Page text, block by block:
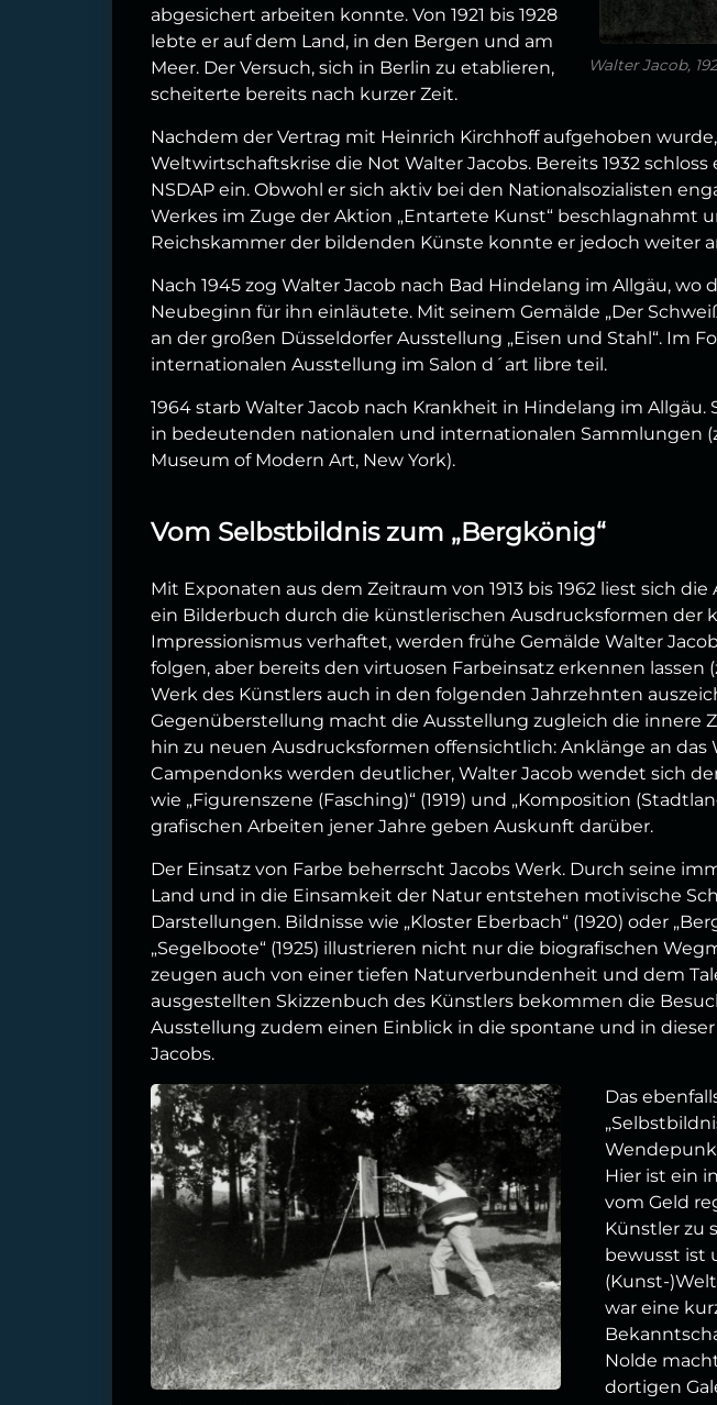
abgesichert arbeiten konnte. Von 1921 bis 1928
lebte er auf dem Land, in den Bergen und am
Meer. Der Versuch, sich in Berlin zu etablieren,
scheiterte bereits nach kurzer Zeit.
Walter Jacob,
Nachdem der Vertrag mit Heinrich Kirchhoff aufgehoben
Weltwirtschaftskrise die Not Walter Jacobs. Bereits 1932
NSDAP ein. Obwohl er sich aktiv bei den Nationalsozialisten
Werkes im Zuge der Aktion „Entartete Kunst“ beschlagnahmt
Reichskammer der bildenden Künste konnte er jedoch weiter
Nach 1945 zog Walter Jacob nach Bad Hindelang im Allgäu, wo
Neubeginn für ihn einläutete. Mit seinem Gemälde „Der
an der großen Düsseldorfer Ausstellung „Eisen und Stahl“. Im
internationalen Ausstellung im Salon d´art libre teil.
1964 starb Walter Jacob nach Krankheit in Hindelang im
in bedeutenden nationalen und internationalen Sammlungen
Museum of Modern Art, New York).
Vom Selbstbildnis zum „Bergkönig“
Mit Exponaten aus dem Zeitraum von 1913 bis 1962 liest sich
ein Bilderbuch durch die künstlerischen Ausdrucksformen der
Impressionismus verhaftet, werden frühe Gemälde Walter
folgen, aber bereits den virtuosen Farbeinsatz erkennen lassen
Werk des Künstlers auch in den folgenden Jahrzehnten
Gegenüberstellung macht die Ausstellung zugleich die innere
hin zu neuen Ausdrucksformen offensichtlich: Anklänge an das
Campendonks werden deutlicher, Walter Jacob wendet sich
wie „Figurenszene (Fasching)“ (1919) und „Komposition
grafischen Arbeiten jener Jahre geben Auskunft darüber.
Der Einsatz von Farbe beherrscht Jacobs Werk. Durch seine
Land und in die Einsamkeit der Natur entstehen motivische
Darstellungen. Bildnisse wie „Kloster Eberbach“ (1920) oder
„Segelboote“ (1925) illustrieren nicht nur die biografischen
zeugen auch von einer tiefen Naturverbundenheit und dem
ausgestellten Skizzenbuch des Künstlers bekommen die
Ausstellung zudem einen Einblick in die spontane und in
Jacobs.
Das
Hier ist ein
vom Geld
Künstler zu
bewusst ist
(Kunst-
war eine
Nolde
dortigen